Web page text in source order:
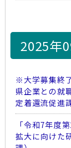
2025年
※大学募集終
県企業との就
定着還流促進課
「令和7年度
拡大に向けた